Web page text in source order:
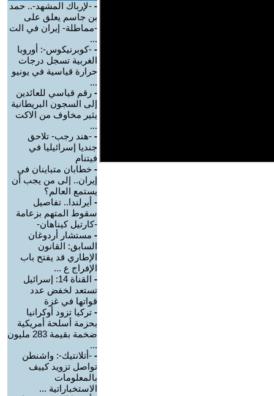
- -لإرباك المشهد-.. حمد
بن جاسم يعلق على
-مماطلة- إيران في الت
...
- -كوبرنيكوس-: أوروبا
الغربية تسجل درجات
حرارة قياسية في يونيو
...
- رقم قياسي للعائدين
إلى السجون البريطانية
يثير مخاوف من الاكت
...
- -هند رجب- تلاحق
جنديا إسرائيليا في
فيتنام
- خطابان متباينان في
إيران.. إلى من يجب أن
يستمع العالم؟
- أيرلندا.. تفاصيل
سقوط المتهم بزعامة
-كارتيل كيناهان-
- مستشار أردوغان
السابق: القانون
الإطاري قد يفتح باب
الإفراج ع ...
-
القناة 14: إسرائيل
تستعد لخفض عدد
قواتها في غزة
- تركيا تزود أوكرانيا
بحزمة أسلحة أمريكية
ضخمة بقيمة 283 مليون
...
- -أتلانتيك-: واشنطن
تواصل تزويد كييف
بالمعلومات
الاستخباراتية ...